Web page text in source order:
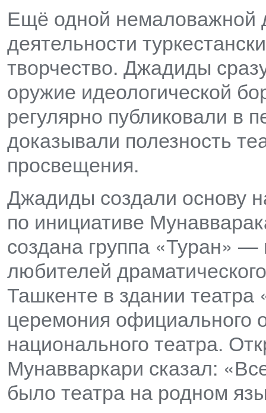
Ещё одной немаловажной
деятельности
творчество. Джадиды
оружие идеологической
регулярно публиковали в
доказывали полезность
просвещения.
Джадиды создали основу
по инициативе
создана группа «Туран»
любителей
Ташкенте в здании театра
церемония официального
национального театра.
Мунавваркари сказал:
было театра на родном